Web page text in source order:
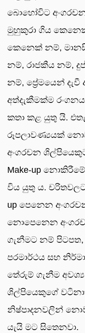
බොහෝවිට
මුහුකුරා ගිය
කෙනෙක් නම්,
නම්, රාජකීය නම්,
නම්, ප්‍රේමයෙන්
අත්දැකීමක්ම
කතා කළ යුතු යි.
රූපලාවණ්‍යයක් නොව
අංගරචන
Make-up
විය යුතු ය.
up පෙනෙන
නොපෙනෙන
ගැනීමට නම් පිටපත,
පරමාර්ථය සහ
තේරුම් ගැනීම
ශිල්පියෙකුගේ
නිෂ්පාදනවලින්
යැයි මට සිතෙනවා.